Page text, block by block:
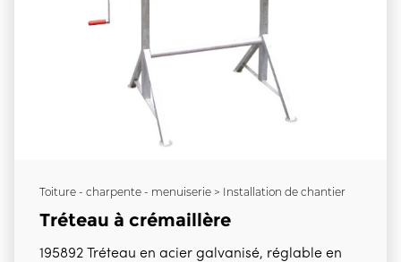
Toiture - charpente - menuiserie > Installation de chantier
Tréteau à crémaillère
195892 Tréteau en acier galvanisé, réglable en